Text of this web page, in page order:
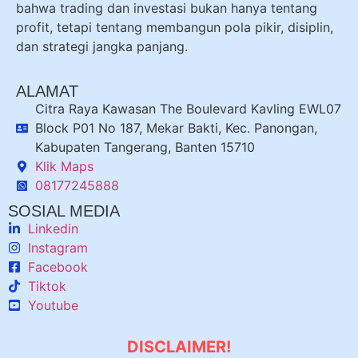
bahwa trading dan investasi bukan hanya tentang
profit, tetapi tentang membangun pola pikir, disiplin,
dan strategi jangka panjang.
ALAMAT
Citra Raya Kawasan The Boulevard Kavling EWL07
Block P01 No 187, Mekar Bakti, Kec. Panongan,
Kabupaten Tangerang, Banten 15710
Klik Maps
08177245888
SOSIAL MEDIA
Linkedin
Instagram
Facebook
Tiktok
Youtube
DISCLAIMER!